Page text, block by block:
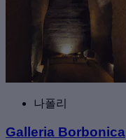
나폴리
Galleria Borbonica